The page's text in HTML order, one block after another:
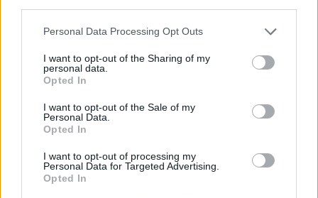
Personal Data Processing Opt Outs
I want to opt-out of the Sharing of my
personal data.
Opted In
I want to opt-out of the Sale of my
Personal Data.
Opted In
I want to opt-out of processing my
Personal Data for Targeted Advertising.
Opted In
Ισπανία: Η Μαδρίτη επαναφέρει προσωρινά τους
Ιταλία
Συναγερμός σε μοναστήρι στην Κύπρο: Μοναχός
επιτέθηκε με μαχαίρι και τραυμάτισε δύο άτομα
Σητεία: Φωτιά στα Αχλάδια, δύσκολη μάχη με τις φλόγες
- Βίντεο